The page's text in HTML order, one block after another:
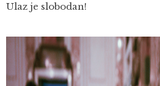
Ulaz je slobodan!